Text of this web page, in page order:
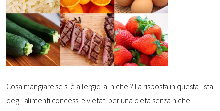
Cosa mangiare se si è allergici al nichel? La risposta in questa lista
degli alimenti concessi e vietati per una dieta senza nichel [...]